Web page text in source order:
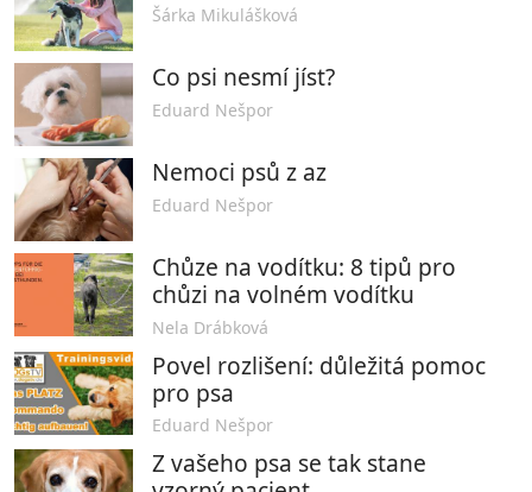
Šárka Mikulášková
Co psi nesmí jíst?
Eduard Nešpor
Nemoci psů z az
Eduard Nešpor
Chůze na vodítku: 8 tipů pro
chůzi na volném vodítku
Nela Drábková
Povel rozlišení: důležitá pomoc
pro psa
Eduard Nešpor
Z vašeho psa se tak stane